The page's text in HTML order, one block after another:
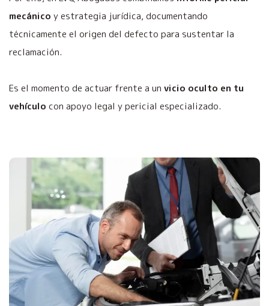
mecánico y estrategia jurídica, documentando
técnicamente el origen del defecto para sustentar la
reclamación.
Es el momento de actuar frente a un vicio oculto en tu
vehículo con apoyo legal y pericial especializado.